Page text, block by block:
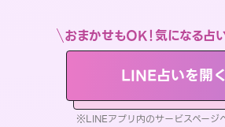
おまかせもOK！気になる占
LINE占いを開く
※LINEアプリ内のサービスページ